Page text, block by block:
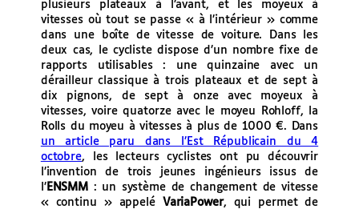
plusieurs plateaux à l’avant, et les moyeux à
vitesses où tout se passe « à l’intérieur » comme
dans une boîte de vitesse de voiture. Dans les
deux cas, le cycliste dispose d’un nombre fixe de
rapports utilisables : une quinzaine avec un
dérailleur classique à trois plateaux et de sept à
dix pignons, de sept à onze avec moyeux à
vitesses, voire quatorze avec le moyeu Rohloff, la
Rolls du moyeu à vitesses à plus de 1000 €.
Dans
un article paru dans l’Est Républicain du 4
octobre, les lecteurs cyclistes ont pu découvrir
l’invention de trois jeunes ingénieurs issus de
l’ENSMM : un système de changement de vitesse
« continu » appelé VariaPower, qui permet de